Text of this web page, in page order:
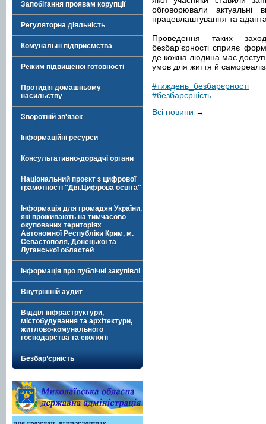
Запобігання проявам корупції
Регуляторна діяльність
Комунальні підприємства
Режим підвищеної готовності
Протидія домашньому
насильству
Зворотній зв'язок
Інформаційні ресурси
Консультативно-дорадчі органи
Національний проєкт з цифрової
грамотності "Дія.Цифрова освіта"
Інформація для громадян України,
які проживають на тимчасово
окупованих територіях
Автономної Республіки Крим, м.
Севастополя, Донецької та
Луганської областей
Інформація про публічні закупівлі
Внутрішній аудит
Відділ інфраструктури,
містобудування та архітектури,
житлово-комунального
господарства та екології
Безбар’єрність
обговорювали
працевлаштування та
Проведення таких
безбар’єрності сприяє
де кожна людина має доступ
умов для життя й
#тиждень_безбарєрності
#безбарєрність
Всі новини →